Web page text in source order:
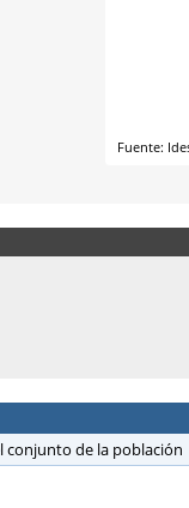
conjunto de la población